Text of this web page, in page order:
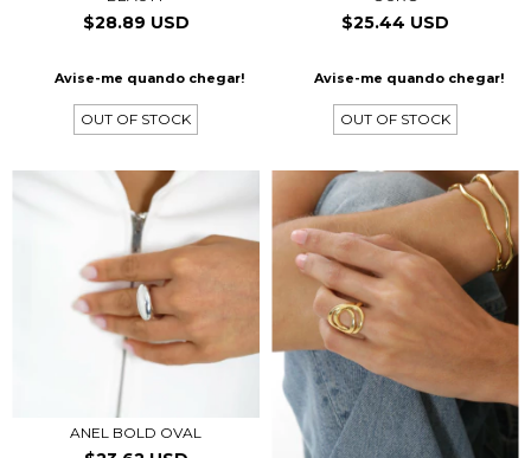
$28.89 USD
Avise-me quando chegar!
OUT OF STOCK
$25.44 USD
Avise-me quando chegar!
OUT OF STOCK
ANEL BOLD OVAL